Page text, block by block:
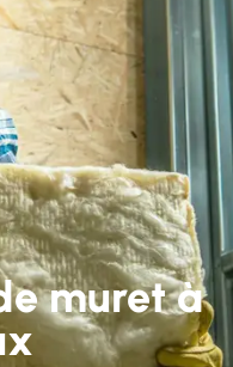
muret à